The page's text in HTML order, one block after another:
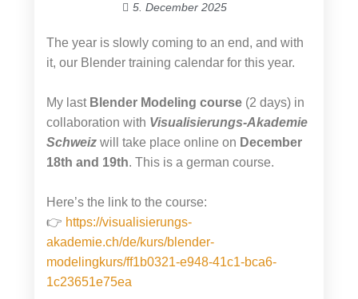
5. December 2025
The year is slowly coming to an end, and with
it, our Blender training calendar for this year.
My last Blender Modeling course(2 days) in
collaboration with Visualisierungs-Akademie
Schweizwill take place online on December
18th and 19th. This is a german course.
Here’s the link to the course:
👉 https://visualisierungs-
akademie.ch/de/kurs/blender-
modelingkurs/ff1b0321-e948-41c1-bca6-
1c23651e75ea